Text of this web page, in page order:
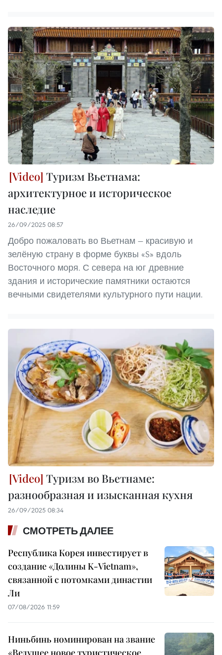
Туризм Вьетнама:
архитектурное и историческое
наследие
26/09/2025 08:57
Добро пожаловать во Вьетнам — красивую и
зелёную страну в форме буквы «S» вдоль
Восточного моря. С севера на юг древние
здания и исторические памятники остаются
вечными свидетелями культурного пути нации.
Туризм во Вьетнаме:
разнообразная и изысканная кухня
26/09/2025 08:34
СМОТРЕТЬ ДАЛЕЕ
Республика Корея инвестирует в
создание «Долины K-Vietnam»,
связанной с потомками династии
Ли
07/08/2026 11:59
Ниньбинь номинирован на звание